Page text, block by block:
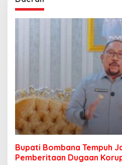
Bupati Bombana Tempuh
Pemberitaan Dugaan